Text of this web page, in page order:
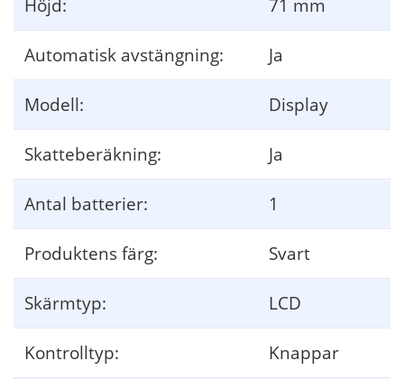
Automatisk avstängning: Ja
Modell: Display
Skatteberäkning: Ja
Antal batterier: 1
Produktens färg: Svart
Skärmtyp: LCD
Kontrolltyp: Knappar